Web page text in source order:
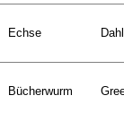
Echse
Bücherwurm